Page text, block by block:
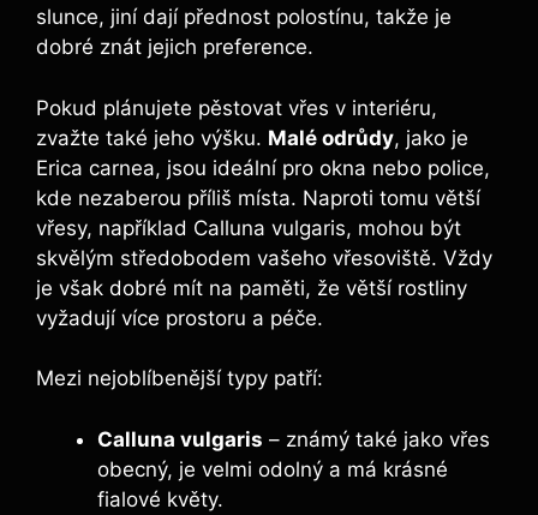
slunce, jiní dají přednost polostínu, takže je
dobré znát jejich preference.
Pokud plánujete pěstovat vřes v interiéru,
zvažte také jeho výšku. Malé odrůdy, jako je
Erica carnea, jsou ideální pro okna nebo police,
kde nezaberou příliš místa. Naproti tomu větší
vřesy, například Calluna vulgaris, mohou být
skvělým středobodem vašeho vřesoviště. Vždy
je však dobré mít na paměti, že větší rostliny
vyžadují více prostoru a péče.
Mezi nejoblíbenější typy patří:
Calluna vulgaris – známý také jako vřes
obecný, je velmi odolný a má krásné
fialové květy.